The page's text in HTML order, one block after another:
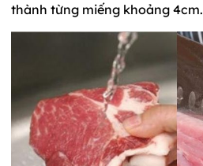
thành từng miếng khoảng 4cm.